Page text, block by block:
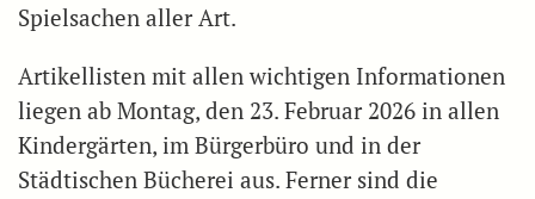
Spielsachen aller Art.
Artikellisten mit allen wichtigen Informationen
liegen ab Montag, den 23. Februar 2026 in allen
Kindergärten, im Bürgerbüro und in der
Städtischen Bücherei aus. Ferner sind die